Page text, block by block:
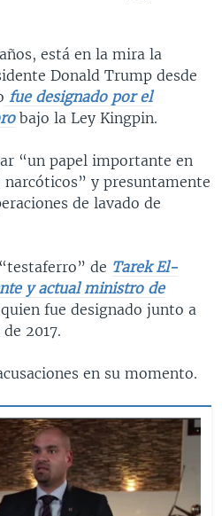
está en la mira la
Donald Trump desde
fue designado por el
bajo la Ley Kingpin.
“un papel importante en
y presuntamente
de lavado de
de Tarek El-
y actual ministro de
fue designado junto a
2017.
en su momento.